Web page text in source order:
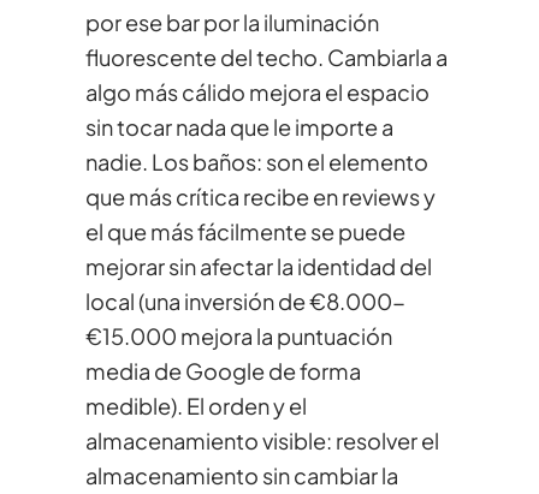
por ese bar por la iluminación
fluorescente del techo. Cambiarla a
algo más cálido mejora el espacio
sin tocar nada que le importe a
nadie. Los baños: son el elemento
que más crítica recibe en reviews y
el que más fácilmente se puede
mejorar sin afectar la identidad del
local (una inversión de €8.000-
€15.000 mejora la puntuación
media de Google de forma
medible). El orden y el
almacenamiento visible: resolver el
almacenamiento sin cambiar la